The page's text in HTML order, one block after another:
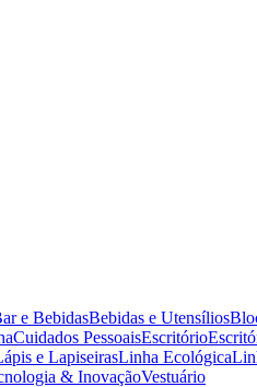
e BebidasBebidas e Utensílios
Cuidados PessoaisEscritório
e LapiseirasLinha Ecológica
& InovaçãoVestuário